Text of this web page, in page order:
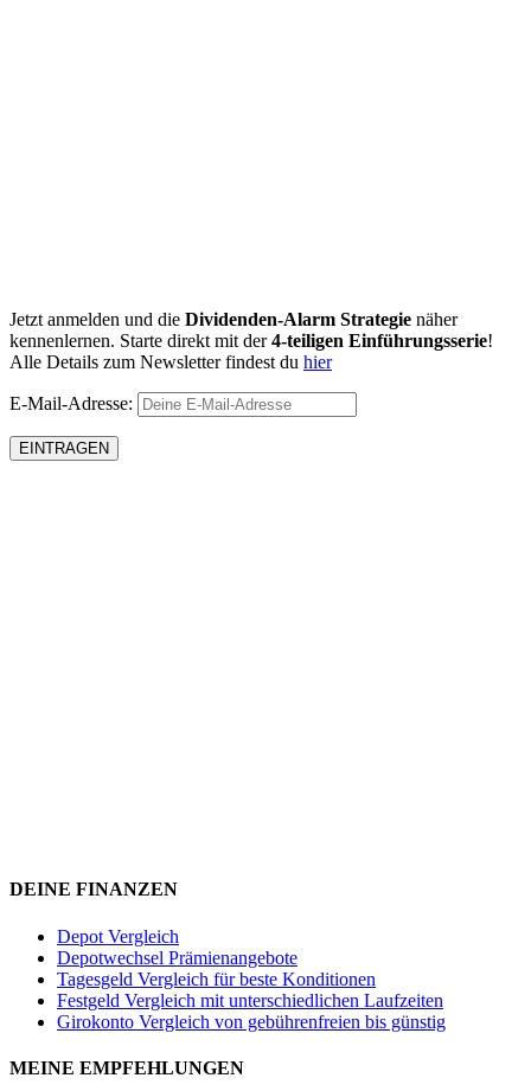
Jetzt anmelden und die Dividenden-Alarm Strategie näher
kennenlernen. Starte direkt mit der4-teiligen Einführungsserie!
Alle Details zum Newsletter findest du hier
E-Mail-Adresse:
DEINE FINANZEN
Depot Vergleich
Depotwechsel Prämienangebote
Tagesgeld Vergleich für beste Konditionen
Festgeld Vergleich mit unterschiedlichen Laufzeiten
Girokonto Vergleich von gebührenfreien bis günstig
MEINE EMPFEHLUNGEN